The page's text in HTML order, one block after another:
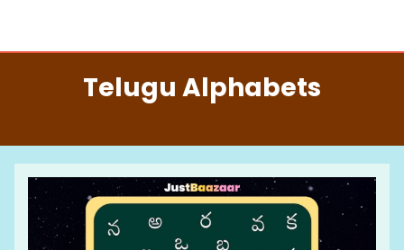
Telugu Alphabets